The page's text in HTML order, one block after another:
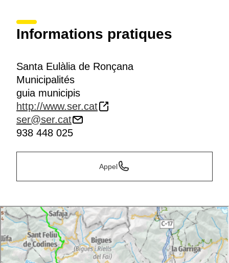
Informations pratiques
Santa Eulàlia de Ronçana
Municipalités
guia municipis
http://www.ser.cat
ser@ser.cat
938 448 025
Appel